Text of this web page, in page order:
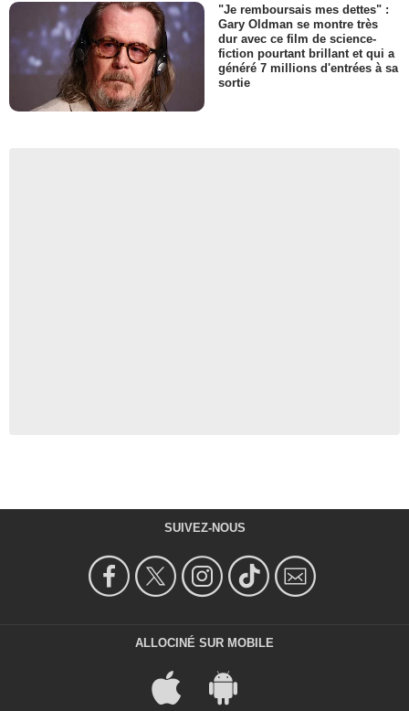
"Je remboursais mes dettes" :
Gary Oldman se montre très
dur avec ce film de science-
fiction pourtant brillant et qui a
généré 7 millions d'entrées à sa
sortie
SUIVEZ-NOUS
ALLOCINÉ SUR MOBILE